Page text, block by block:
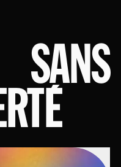
SANS